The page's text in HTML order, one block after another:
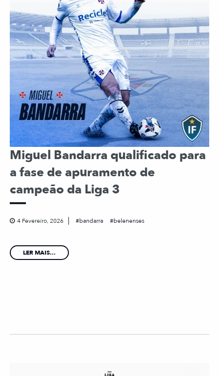
Miguel Bandarra qualificado para
a fase de apuramento de
campeão da Liga 3
4 Fevereiro, 2026 bandarra belenenses
LER MAIS...